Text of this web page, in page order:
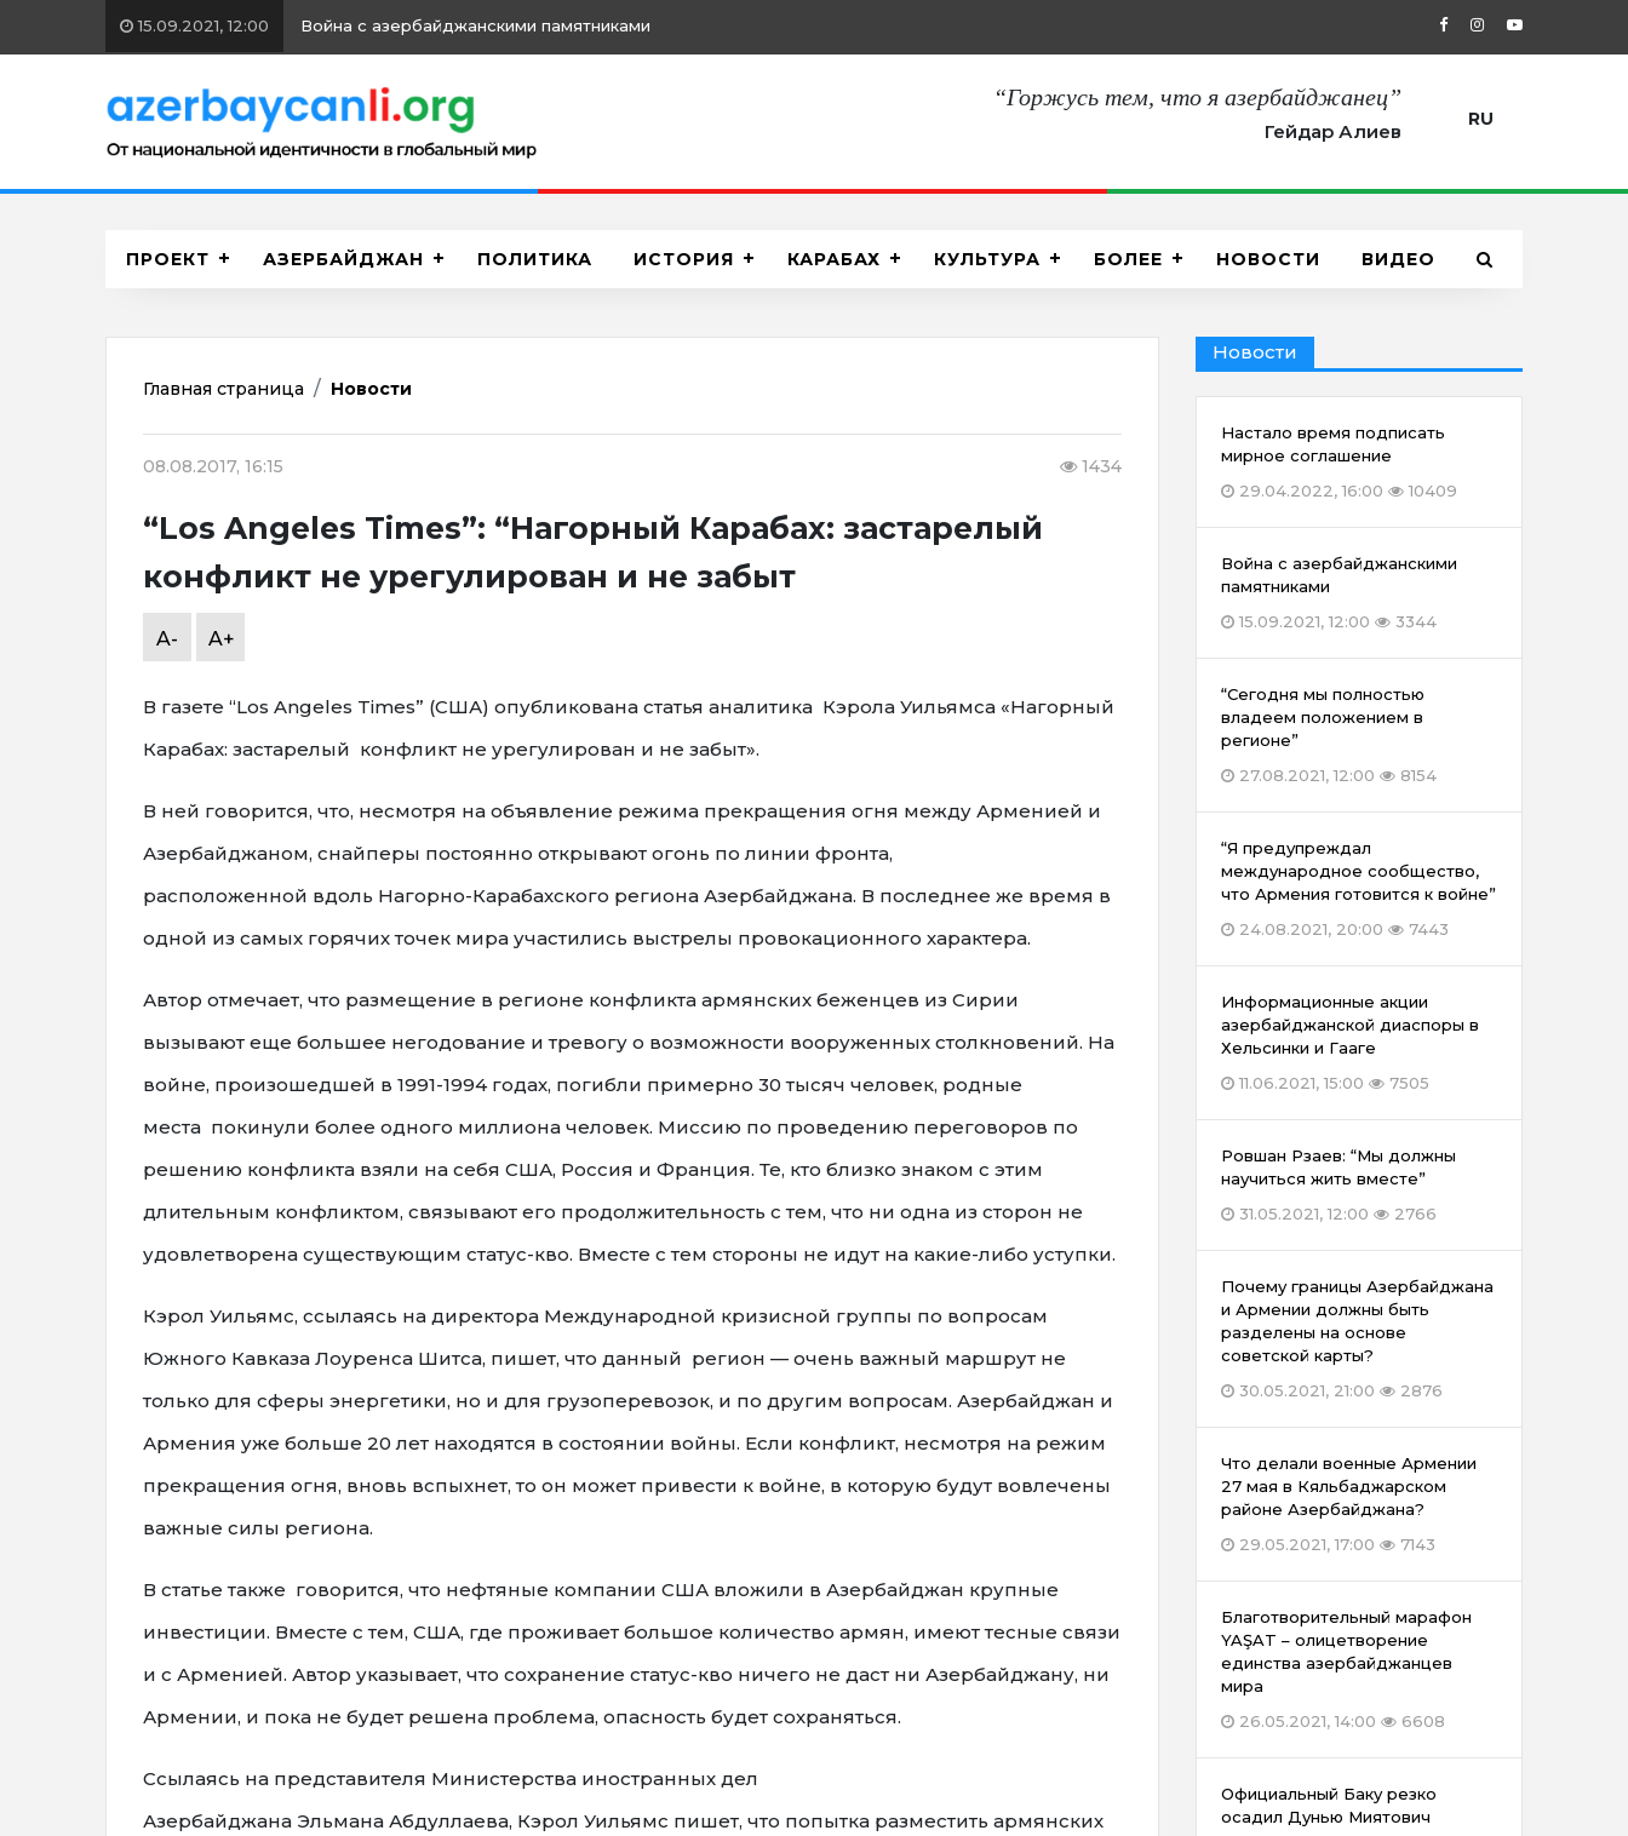
15.09.2021, 12:00 Война с азербайджанскими памятниками 27.08.2021, 12:00 “Сегодня мы
“Горжусь тем, что я азербайджанец”
Гейдар Алиев
RU
ПРОЕКТ АЗЕРБАЙДЖАН ПОЛИТИКА ИСТОРИЯ КАРАБАХ КУЛЬТУРА БОЛЕЕ НОВОСТИ ВИДЕО
Главная страница Новости
08.08.2017, 16:15 1434
“Los Angeles Times”: “Нагорный Карабах: застарелый
конфликт не урегулирован и не забыт
A- A+
В газете “Los Angeles Times” (США) опубликована статья аналитика Кэрола Уильямса «Нагорный
Карабах: застарелый конфликт не урегулирован и не забыт».
В ней говорится, что, несмотря на объявление режима прекращения огня между Арменией и
Азербайджаном, снайперы постоянно открывают огонь по линии фронта,
расположенной вдоль Нагорно-Карабахского региона Азербайджана. В последнее же время в
одной из самых горячих точек мира участились выстрелы провокационного характера.
Автор отмечает, что размещение в регионе конфликта армянских беженцев из Сирии
вызывают еще большее негодование и тревогу о возможности вооруженных столкновений. На
войне, произошедшей в 1991-1994 годах, погибли примерно 30 тысяч человек, родные
места покинули более одного миллиона человек. Миссию по проведению переговоров по
решению конфликта взяли на себя США, Россия и Франция. Те, кто близко знаком с этим
длительным конфликтом, связывают его продолжительность с тем, что ни одна из сторон не
удовлетворена существующим статус-кво. Вместе с тем стороны не идут на какие-либо уступки.
Кэрол Уильямс, ссылаясь на директора Международной кризисной группы по вопросам
Южного Кавказа Лоуренса Шитса, пишет, что данный регион — очень важный маршрут не
только для сферы энергетики, но и для грузоперевозок, и по другим вопросам. Азербайджан и
Армения уже больше 20 лет находятся в состоянии войны. Если конфликт, несмотря на режим
прекращения огня, вновь вспыхнет, то он может привести к войне, в которую будут вовлечены
важные силы региона.
В статье также говорится, что нефтяные компании США вложили в Азербайджан крупные
инвестиции. Вместе с тем, США, где проживает большое количество армян, имеют тесные связи
и с Арменией. Автор указывает, что сохранение статус-кво ничего не даст ни Азербайджану, ни
Армении, и пока не будет решена проблема, опасность будет сохраняться.
Ссылаясь на представителя Министерства иностранных дел
Азербайджана Эльмана Абдуллаева, Кэрол Уильямс пишет, что попытка разместить армянских
Новости
Настало время подписать
мирное соглашение
29.04.2022, 16:00
10409
Война с азербайджанскими
памятниками
15.09.2021, 12:00
3344
“Сегодня мы полностью
владеем положением в
регионе”
27.08.2021, 12:00
8154
“Я предупреждал
международное сообщество,
что Армения готовится к войне”
24.08.2021, 20:00
7443
Информационные акции
азербайджанской диаспоры в
Хельсинки и Гааге
11.06.2021, 15:00
7505
Ровшан Рзаев: “Мы должны
научиться жить вместе”
31.05.2021, 12:00
2766
Почему границы Азербайджана
и Армении должны быть
разделены на основе
советской карты?
30.05.2021, 21:00
2876
Что делали военные Армении
27 мая в Кяльбаджарском
районе Азербайджана?
29.05.2021, 17:00
7143
Благотворительный марафон
YAŞAT – олицетворение
единства азербайджанцев
мира
26.05.2021, 14:00
6608
Официальный Баку резко
осадил Дунью Миятович